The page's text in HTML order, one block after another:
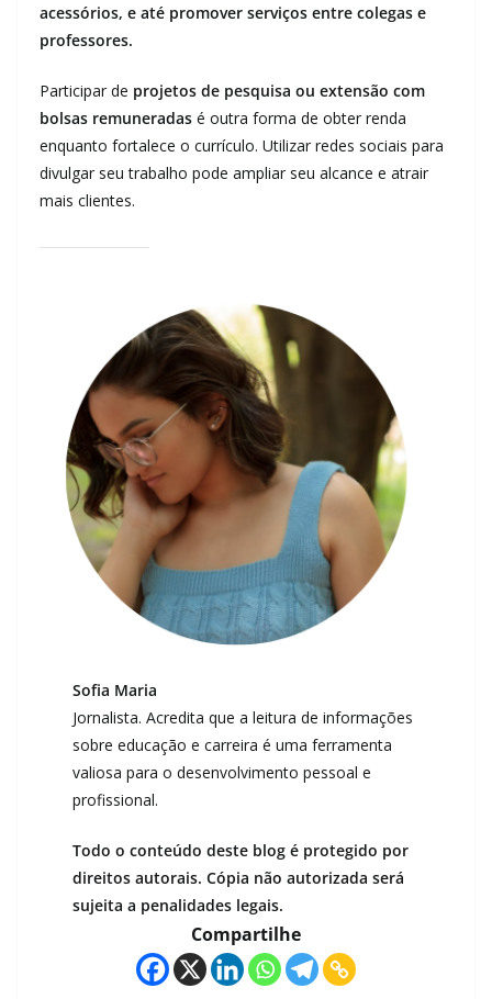
acessórios, e até promover serviços entre colegas e
professores.
Participar de projetos de pesquisa ou extensão com
bolsas remuneradas é outra forma de obter renda
enquanto fortalece o currículo. Utilizar redes sociais para
divulgar seu trabalho pode ampliar seu alcance e atrair
mais clientes.
Sofia Maria
Jornalista. Acredita que a leitura de informações
sobre educação e carreira é uma ferramenta
valiosa para o desenvolvimento pessoal e
profissional.
Todo o conteúdo deste blog é protegido por
direitos autorais. Cópia não autorizada será
sujeita a penalidades legais.
Compartilhe